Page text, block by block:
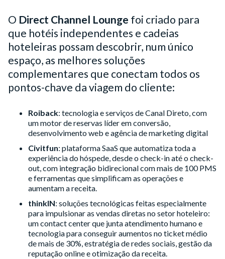
O Direct Channel Lounge foi criado para
que hotéis independentes e cadeias
hoteleiras possam descobrir, num único
espaço, as melhores soluções
complementares que conectam todos os
pontos-chave da viagem do cliente:
Roiback: tecnologia e serviços de Canal Direto, com
um motor de reservas líder em conversão,
desenvolvimento web e agência de marketing digital
Civitfun: plataforma SaaS que automatiza toda a
experiência do hóspede, desde o check-in até o check-
out, com integração bidirecional com mais de 100 PMS
e ferramentas que simplificam as operações e
aumentam a receita.
thinkIN: soluções tecnológicas feitas especialmente
para impulsionar as vendas diretas no setor hoteleiro:
um contact center que junta atendimento humano e
tecnologia para conseguir aumentos no ticket médio
de mais de 30%, estratégia de redes sociais, gestão da
reputação online e otimização da receita.